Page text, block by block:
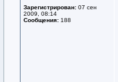
Зарегистрирован: 07 сен
2009, 08:14
Сообщения: 188